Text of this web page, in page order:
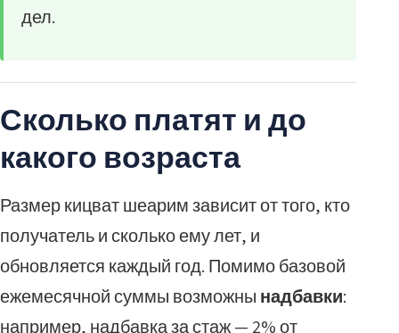
дел.
Сколько платят и до
какого возраста
Размер кицват шеарим зависит от того, кто
получатель и сколько ему лет, и
обновляется каждый год. Помимо базовой
ежемесячной суммы возможны надбавки:
например, надбавка за стаж — 2% от